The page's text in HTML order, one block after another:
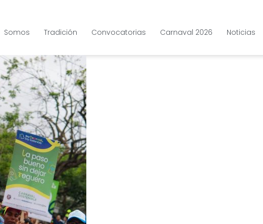
Somos Tradición Convocatorias Carnaval 2026 Noticias